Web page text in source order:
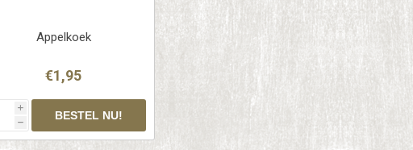
Appelkoek
€1,95
i
h